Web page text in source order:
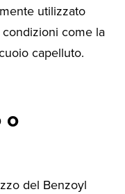
utilizzato
come la
capelluto.
o
del Benzoyl